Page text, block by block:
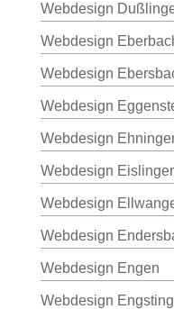
Webdesign
Webdesign
Webdesign
Webdesign
Webdesign
Webdesign
Webdesign
Webdesign
Webdesign Engen
Webdesign